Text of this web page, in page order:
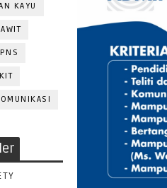
KAYU
PNS